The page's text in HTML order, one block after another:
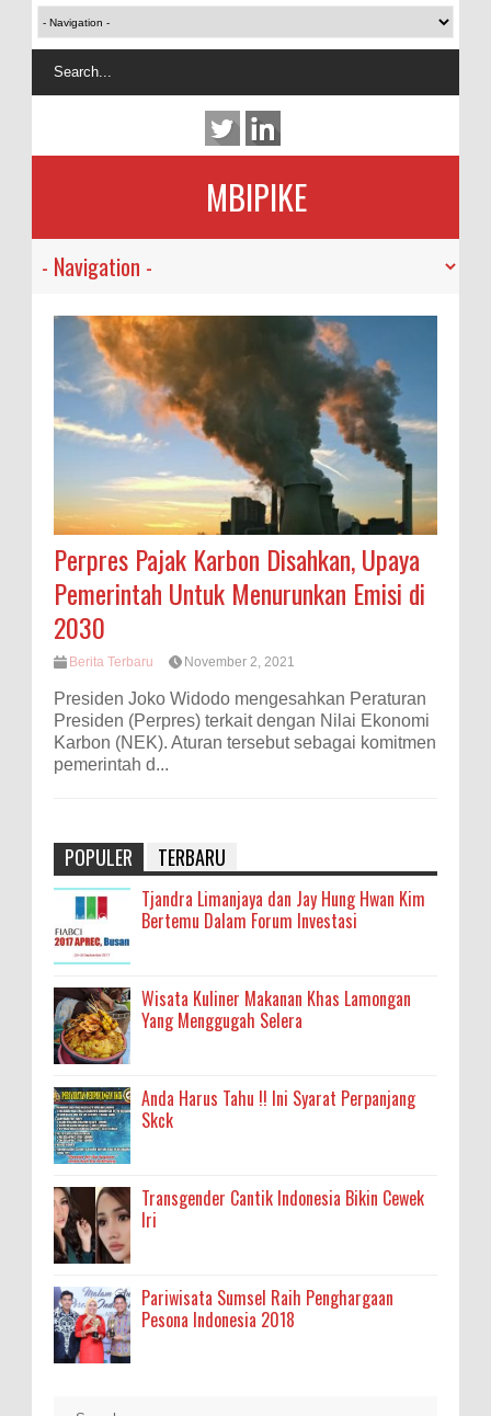
MBIPIKE
Perpres Pajak Karbon Disahkan, Upaya
Pemerintah Untuk Menurunkan Emisi di
2030
Berita Terbaru November 2, 2021
Presiden Joko Widodo mengesahkan Peraturan
Presiden (Perpres) terkait dengan Nilai Ekonomi
Karbon (NEK). Aturan tersebut sebagai komitmen
pemerintah d...
POPULER TERBARU
Tjandra Limanjaya dan Jay Hung Hwan Kim
Bertemu Dalam Forum Investasi
Wisata Kuliner Makanan Khas Lamongan
Yang Menggugah Selera
Anda Harus Tahu !! Ini Syarat Perpanjang
Skck
Transgender Cantik Indonesia Bikin Cewek
Iri
Pariwisata Sumsel Raih Penghargaan
Pesona Indonesia 2018